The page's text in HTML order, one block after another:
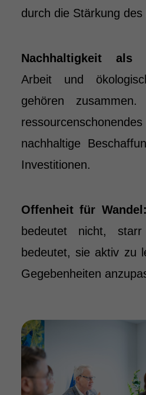
durch die Stärkung des
Nachhaltigkeit
Arbeit und
gehören
nachhaltige
Investitionen.
Offenheit für Wandel:
bedeutet nicht,
bedeutet, sie aktiv zu
Gegebenheiten